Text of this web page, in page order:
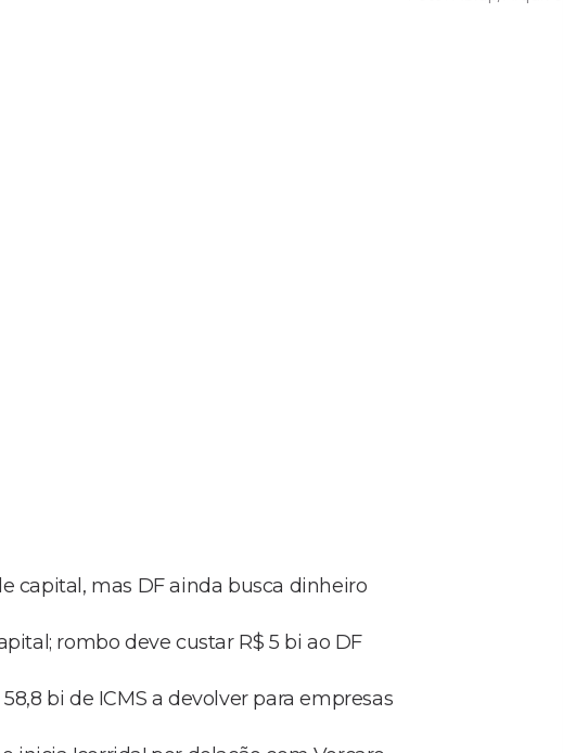
capital, mas DF ainda busca dinheiro
rombo deve custar R$ 5 bi ao DF
bi de ICMS a devolver para empresas